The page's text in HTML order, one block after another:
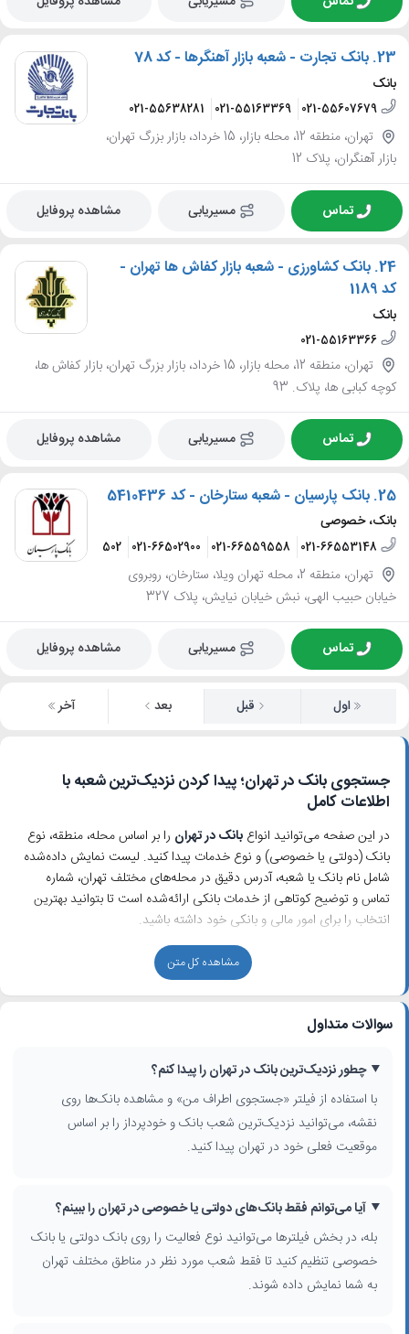
23. بانک تجارت - شعبه بازار آهنگرها - کد 78
بانک
021-55607679
021-55163369
021-55638281
تهران، منطقه 12، محله بازار، 15 خرداد، بازار بزرگ تهران،
بازار آهنگران، پلاک 12
تماس مسیریابی مشاهده پروفایل
24. بانک کشاورزی - شعبه بازار کفاش ها تهران -
کد 1189
بانک
021-55163366
تهران، منطقه 12، محله بازار، 15 خرداد، بازار بزرگ تهران، بازار کفاش ها،
کوچه کبابی ها، پلاک. 93
تماس مسیریابی مشاهده پروفایل
25. بانک پارسیان - شعبه ستارخان - کد 5410436
بانک، خصوصی
021-66553148
021-66559558
021-66502900
021-66551502
تهران، منطقه 2، محله تهران ویلا، ستارخان، روبروی
خیابان حبیب الهی، نبش خیابان نیایش، پلاک 327
تماس مسیریابی مشاهده پروفایل
اول قبل بعد آخر
جستجوی بانک در تهران؛ پیدا کردن نزدیک‌ترین شعبه با
اطلاعات کامل
در این صفحه می‌توانید انواعبانک در تهران را بر اساس محله، منطقه، نوع
بانک (دولتی یا خصوصی) و نوع خدمات پیدا کنید. لیست نمایش داده‌شده
شامل نام بانک یا شعبه، آدرس دقیق در محله‌های مختلف تهران، شماره
تماس و توضیح کوتاهی از خدمات بانکی ارائه‌شده است تا بتوانید بهترین
انتخاب را برای امور مالی و بانکی خود داشته باشید.
انواع بانک‌ها و شعب بانک در تهران
تهران به‌عنوان قطب اصلی اقتصادی کشور، میزبان تعداد زیادی
می‌توانید بانک‌های تجاری، بانک‌های قرض‌الحسنه، شعب ارزی و شعب ویژه
بانک روی نقشه تعاملی، پیدا کردننزدیک‌ترین بانک تهران
می‌کند.
فیلتر و جستجوی پیشرفته بانک‌ها در تهران
برای رسیدن سریع‌تر به نتیجه مورد نظر، می‌توانید از فیلترهای متنوع
فعالیت شغلی به شما کمک می‌کند دقیقاً بانکی را بیابید که با نیاز شما
هماهنگ است. با گزینهٔ «جستجوی اطراف من» نیز می‌توانید بانک‌ها و
دستگاه‌هایخودپرداز در تهرانرا در نزدیکی موقعیت فعلی خود مشاهده
کنید.
خدمات بانکی در تهران و مقایسه شعب
مشاهده کل متن
سوالات متداول
چطور نزدیک‌ترین بانک در تهران را پیدا کنم؟
با استفاده از فیلتر «جستجوی اطراف من» و مشاهده بانک‌ها روی
نقشه، می‌توانید نزدیک‌ترین شعب بانک و خودپرداز را بر اساس
موقعیت فعلی خود در تهران پیدا کنید.
آیا می‌توانم فقط بانک‌های دولتی یا خصوصی در تهران را ببینم؟
بله، در بخش فیلترها می‌توانید نوع فعالیت را روی بانک دولتی یا بانک
خصوصی تنظیم کنید تا فقط شعب مورد نظر در مناطق مختلف تهران
به شما نمایش داده شوند.